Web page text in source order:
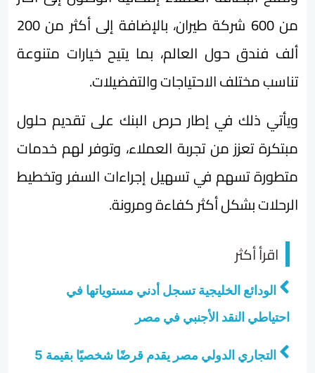
من 600 شركة طيران، بالإضافة إلى أكثر من 200
ألف فندق حول العالم، بما يتيح خيارات متنوعة
تناسب مختلف الاحتياجات والتفضيلات.
ويأتي ذلك في إطار حرص البنك على تقديم حلول
مبتكرة تعزز من تجربة العملاء، وتوفر لهم خدمات
متطورة تسهم في تسهيل إجراءات السفر وتخطيط
الرحلات بشكل أكثر كفاءة ومرونة.
اقرأ أكثر
الودائع الخليجية تسجل أدني مستوياتها في
احتياطي النقد الأجنبي في مصر
التجاري الدولي مصر يقدم قرضًا شخصيًا بقيمة 5